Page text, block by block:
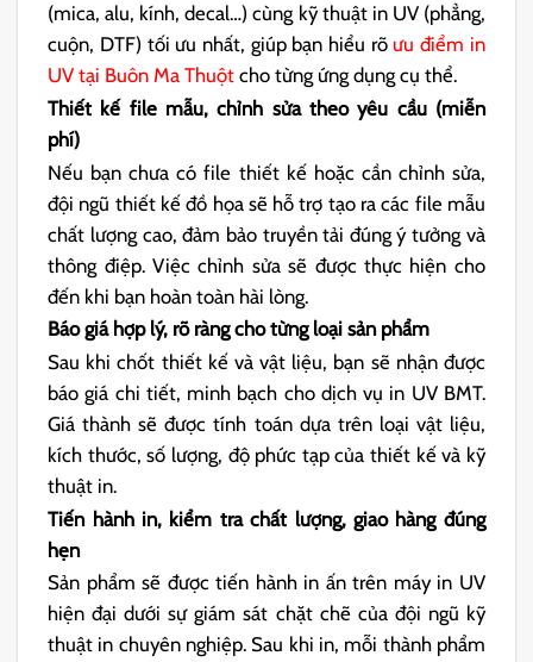
(mica, alu, kính, decal…) cùng kỹ thuật in UV (phẳng,
cuộn, DTF) tối ưu nhất, giúp bạn hiểu rõ ưu điểm in
UV tại Buôn Ma Thuột cho từng ứng dụng cụ thể.
Thiết kế file mẫu, chỉnh sửa theo yêu cầu (miễn
phí)
Nếu bạn chưa có file thiết kế hoặc cần chỉnh sửa,
đội ngũ thiết kế đồ họa sẽ hỗ trợ tạo ra các file mẫu
chất lượng cao, đảm bảo truyền tải đúng ý tưởng và
thông điệp. Việc chỉnh sửa sẽ được thực hiện cho
đến khi bạn hoàn toàn hài lòng.
Báo giá hợp lý, rõ ràng cho từng loại sản phẩm
Sau khi chốt thiết kế và vật liệu, bạn sẽ nhận được
báo giá chi tiết, minh bạch cho dịch vụ in UV BMT.
Giá thành sẽ được tính toán dựa trên loại vật liệu,
kích thước, số lượng, độ phức tạp của thiết kế và kỹ
thuật in.
Tiến hành in, kiểm tra chất lượng, giao hàng đúng
hẹn
Sản phẩm sẽ được tiến hành in ấn trên máy in UV
hiện đại dưới sự giám sát chặt chẽ của đội ngũ kỹ
thuật in chuyên nghiệp. Sau khi in, mỗi thành phẩm